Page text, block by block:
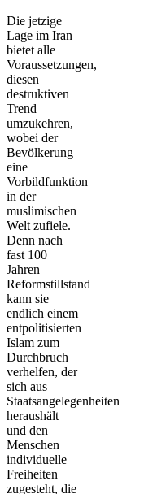
Die jetzige
Lage im Iran
bietet alle
Voraussetzungen,
diesen
destruktiven
Trend
umzukehren,
wobei der
Bevölkerung
eine
Vorbildfunktion
in der
muslimischen
Welt zufiele.
Denn nach
fast 100
Jahren
Reformstillstand
kann sie
endlich einem
entpolitisierten
Islam zum
Durchbruch
verhelfen, der
sich aus
Staatsangelegenheiten
heraushält
und den
Menschen
individuelle
Freiheiten
zugesteht, die